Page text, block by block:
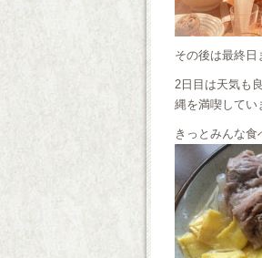
その後は最終日
2日目は天気も
縄を満喫して
きっとみんな